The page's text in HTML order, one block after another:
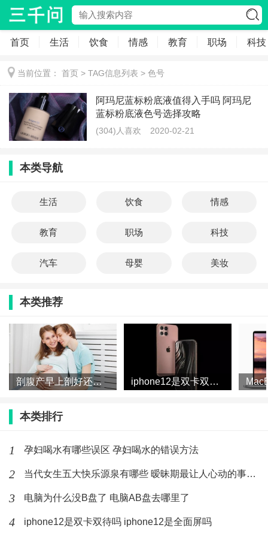
首页 生活 饮食 情感 教育 职场 科技
当前位置： 首页 > TAG信息列表 > 色号
阿玛尼蓝标粉底液值得入手吗 阿玛尼
蓝标粉底液色号选择攻略
(304)人喜欢 2020-02-21
本类导航
生活 饮食 情感
教育 职场 科技
汽车 母婴 美妆
本类推荐
剖腹产早上剖好还是下午剖好 剖腹产一天中什么时间最好 iphone12是双卡双待吗 iphone12是全面屏吗
本类排行
1 孕妇喝水有哪些误区 孕妇喝水的错误方法
2 当代女生五大快乐源泉有哪些 暧昧期最让人心动的事有哪些
3 电脑为什么没B盘了 电脑AB盘去哪里了
4 iphone12是双卡双待吗 iphone12是全面屏吗